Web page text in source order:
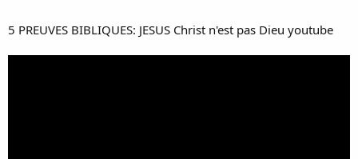
5 PREUVES BIBLIQUES: JESUS Christ n'est pas Dieu youtube